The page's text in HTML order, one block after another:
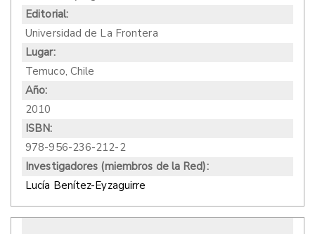
Editorial:
Universidad de La Frontera
Lugar:
Temuco, Chile
Año:
2010
ISBN:
978-956-236-212-2
Investigadores (miembros de la Red):
Lucía Benítez-Eyzaguirre